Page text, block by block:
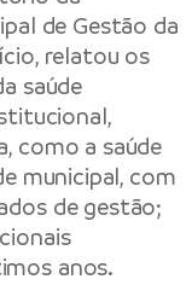
de Gestão da
relatou os
saúde
como a saúde
municipal, com
de gestão;
anos.